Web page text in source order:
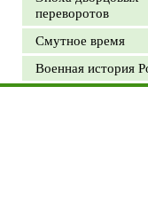
переворотов
Смутное время
Военная история